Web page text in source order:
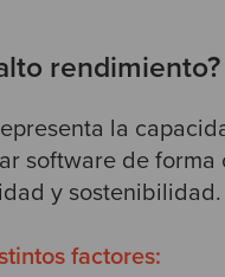
rendimiento?
la
software de forma
y sostenibilidad.
factores: